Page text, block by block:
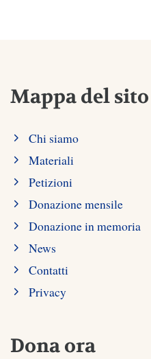
Mappa del sito
Chi siamo
Materiali
Petizioni
Donazione mensile
Donazione in memoria
News
Contatti
Privacy
Dona ora